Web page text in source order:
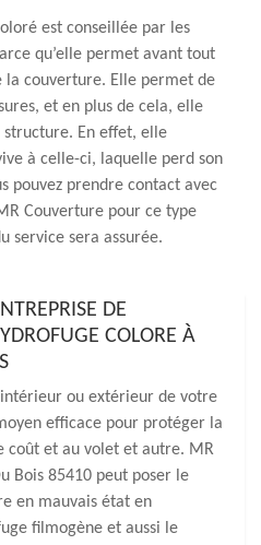
est conseillée par les
qu’elle permet avant tout
la couverture. Elle permet de
et en plus de cela, elle
En effet, elle
à celle-ci, laquelle perd son
pouvez prendre contact avec
Couverture pour ce type
service sera assurée.
DE
COLORE À
ou extérieur de votre
efficace pour protéger la
coût et au volet et autre. MR
Bois 85410 peut poser le
en mauvais état en
filmogène et aussi le